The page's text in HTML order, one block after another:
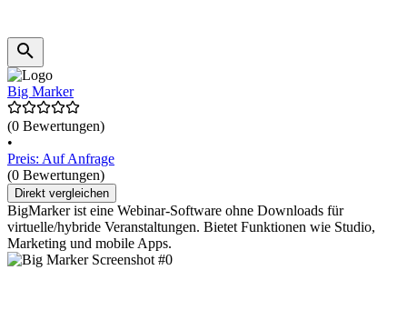
Big Marker
(0 Bewertungen)
•
Preis: Auf Anfrage
(0 Bewertungen)
Direkt vergleichen
BigMarker ist eine Webinar-Software ohne Downloads für
virtuelle/hybride Veranstaltungen. Bietet Funktionen wie Studio,
Marketing und mobile Apps.